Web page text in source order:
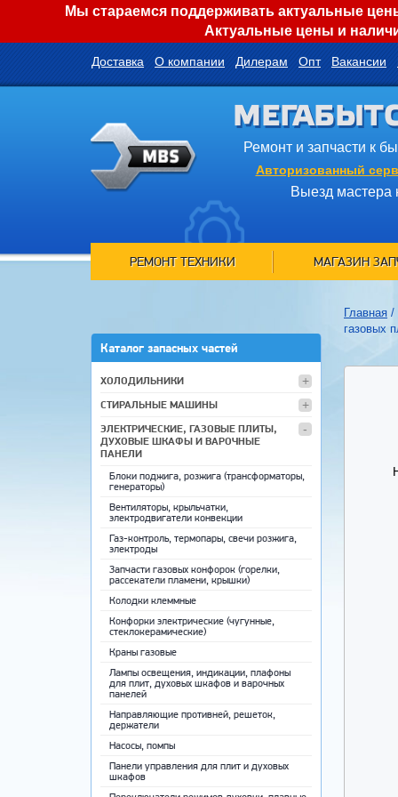
Мы стараемся поддерживать актуальные
Актуальные цены и
Доставка О компании Дилерам Опт Вакансии
Ремонт и запчасти к
Авторизованный
Выезд мастера
РЕМОНТ ТЕХНИКИ МАГАЗИН
Каталог запасных частей
ХОЛОДИЛЬНИКИ
СТИРАЛЬНЫЕ МАШИНЫ
ЭЛЕКТРИЧЕСКИЕ, ГАЗОВЫЕ ПЛИТЫ,
ДУХОВЫЕ ШКАФЫ И ВАРОЧНЫЕ
ПАНЕЛИ
Блоки поджига, розжига (трансформаторы,
генераторы)
Вентиляторы, крыльчатки,
электродвигатели конвекции
Газ-контроль, термопары, свечи розжига,
электроды
Запчасти газовых конфорок (горелки,
рассекатели пламени, крышки)
Колодки клеммные
Конфорки электрические (чугунные,
стеклокерамические)
Краны газовые
Лампы освещения, индикации, плафоны
для плит, духовых шкафов и варочных
панелей
Направляющие противней, решеток,
держатели
Насосы, помпы
Панели управления для плит и духовых
шкафов
Главная /
газовых